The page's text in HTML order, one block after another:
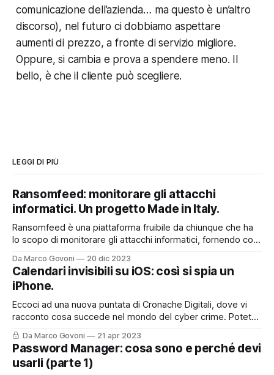
comunicazione dell’azienda… ma questo è un’altro
discorso), nel futuro ci dobbiamo aspettare
aumenti di prezzo, a fronte di servizio migliore.
Oppure, si cambia e prova a spendere meno. Il
bello, è che il cliente può scegliere.
LEGGI DI PIÙ
Ransomfeed: monitorare gli attacchi
informatici. Un progetto Made in Italy.
Ransomfeed è una piattaforma fruibile da chiunque che ha
lo scopo di monitorare gli attacchi informatici, fornendo così
security, ma non solo. E' anche uno strumento divulgativo
che permette a tutti quanti di poter accedere ad
informazioni che spesso
Da Marco Govoni 20 dic 2023
Calendari invisibili su iOS: così si spia un
iPhone.
Eccoci ad una nuova puntata di Cronache Digitali, dove vi
racconto cosa succede nel mondo del cyber crime. Potete
asoltare la puntata sul mio Podcast, cliccando qui o nel box
sottostante, oppure, continuare a leggere per trovare tutti i
riferimenti ed i link presenti nella storia del podcast di oggi.
Da Marco Govoni 21 apr 2023
Password Manager: cosa sono e perché devi
usarli (parte 1)